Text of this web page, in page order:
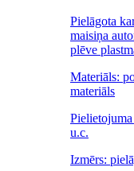
Pielāgota
maisiņa
plēve
Materiāls:
materiāls
u.c.
Izmērs: